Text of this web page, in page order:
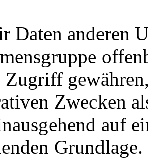
Daten anderen
Zugriff
Zwecken
auf
Grundlage.